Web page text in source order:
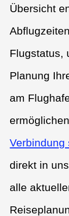
Übersicht
Flugstatus,
Planung
am
Verbindung
direkt in
alle